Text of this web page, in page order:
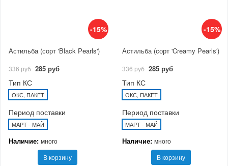
-15%
Астильба (сорт 'Black Pearls')
336 руб 285 руб
Тип КС
ОКС, ПАКЕТ
Период поставки
МАРТ - МАЙ
Наличие: много
В корзину
-15%
Астильба (сорт 'Creamy Pearls')
336 руб 285 руб
Тип КС
ОКС, ПАКЕТ
Период поставки
МАРТ - МАЙ
Наличие: много
В корзину